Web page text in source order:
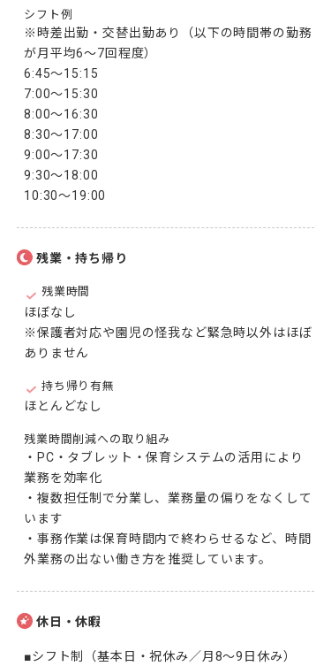
シフト例
※時差出勤・交替出勤あり（以下の時間帯の勤務
が月平均6～7回程度）
6:45～15:15
7:00～15:30
8:00～16:30
8:30～17:00
9:00～17:30
9:30～18:00
10:30～19:00
残業・持ち帰り
残業時間
ほぼなし
※保護者対応や園児の怪我など緊急時以外はほぼ
ありません
持ち帰り有無
ほとんどなし
残業時間削減への取り組み
・PC・タブレット・保育システムの活用により
業務を効率化
・複数担任制で分業し、業務量の偏りをなくして
います
・事務作業は保育時間内で終わらせるなど、時間
外業務の出ない働き方を推奨しています。
休日・休暇
■シフト制（基本日・祝休み／月8～9日休み）